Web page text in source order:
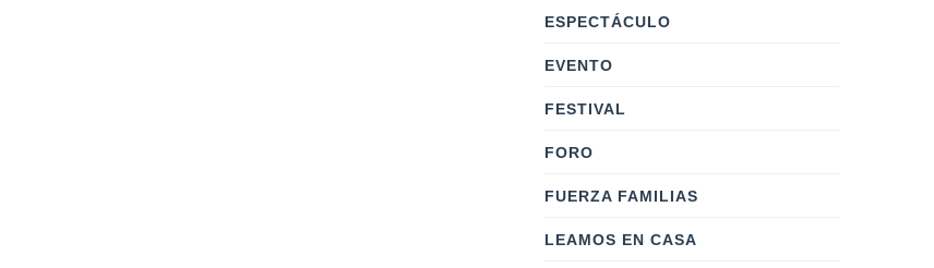
ESPECTÁCULO
EVENTO
FESTIVAL
FORO
FUERZA FAMILIAS
LEAMOS EN CASA